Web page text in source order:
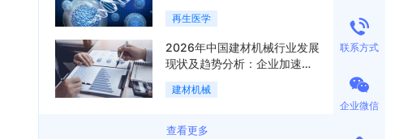
产业链、竞争格局及发展潜力
分析「图」
再生医学
2026年中国建材机械行业发展
现状及趋势分析：企业加速向
“装备+系统+服务”综合服务商
转型「图」
建材机械
查看更多
联系方式
企业微信